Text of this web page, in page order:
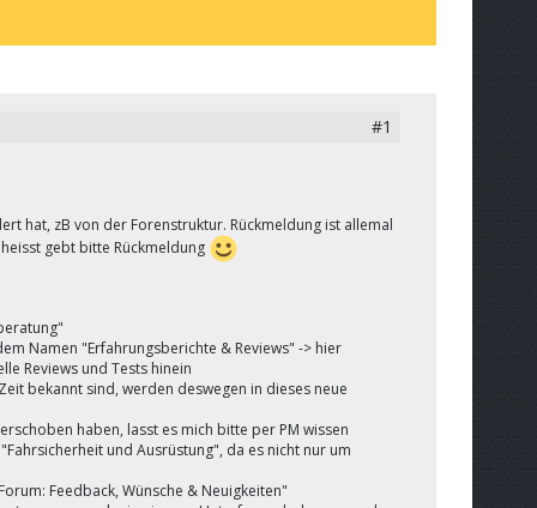
#1
hat, zB von der Forenstruktur. Rückmeldung ist allemal
gebt bitte Rückmeldung
Namen "Erfahrungsberichte & Reviews" -> hier
Reviews und Tests hinein
bekannt sind, werden deswegen in dieses neue
haben, lasst es mich bitte per PM wissen
und Ausrüstung", da es nicht nur um
Feedback, Wünsche & Neuigkeiten"